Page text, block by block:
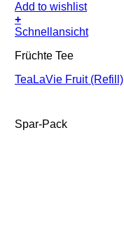
Add to wishlist
+
Schnellansicht
Früchte Tee
TeaLaVie Fruit (Refill)
Spar-Pack